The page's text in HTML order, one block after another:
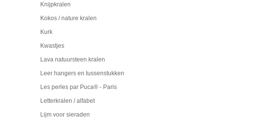
Knijpkralen
Kokos / nature kralen
Kurk
Kwastjes
Lava natuursteen kralen
Leer hangers en tussenstukken
Les perles par Puca® - Paris
Letterkralen / alfabet
Lijm voor sieraden